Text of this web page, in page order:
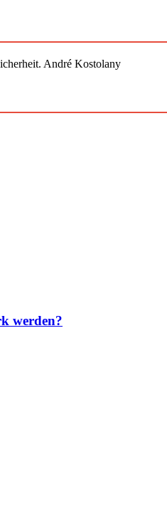
André Kostolany
werden?